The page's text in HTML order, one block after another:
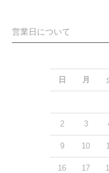
営業日について
日
月
2 3
9 10
16 17